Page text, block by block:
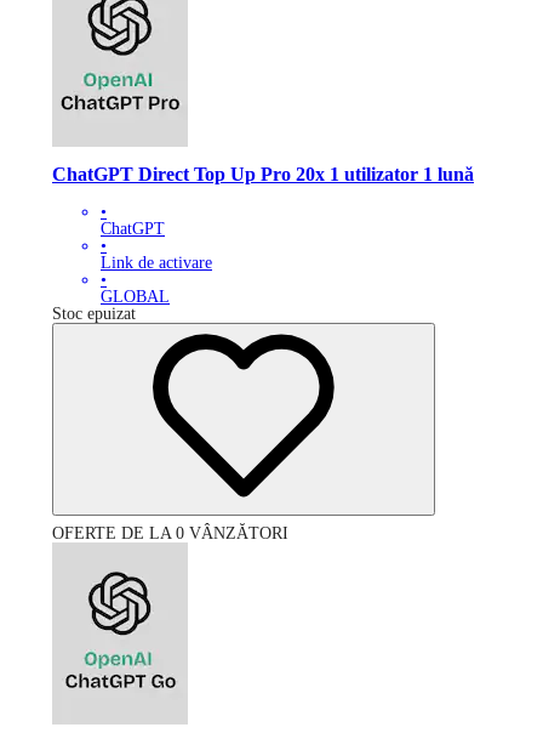
ChatGPT Direct Top Up Pro 20x 1 utilizator 1 lună
•
ChatGPT
•
Link de activare
•
GLOBAL
Stoc epuizat
OFERTE DE LA 0 VÂNZĂTORI